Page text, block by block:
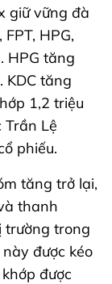
giữ vững đà
FPT, HPG,
HPG tăng
KDC tăng
1,2 triệu
Lệ
phiếu.
tăng trở lại,
thanh
trường trong
được kéo
được